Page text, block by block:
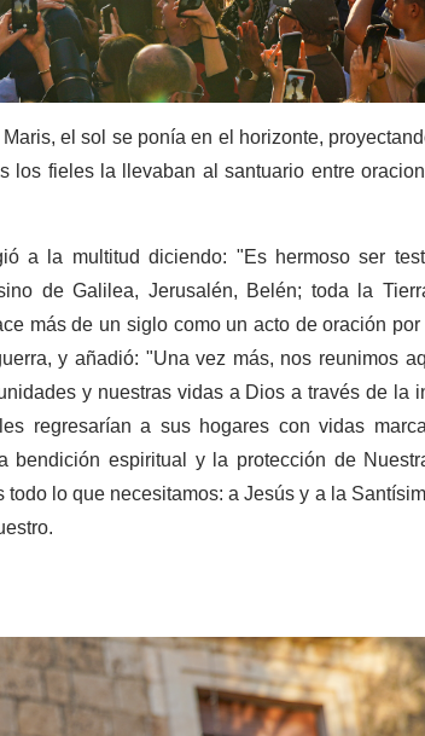
el sol se ponía en el horizonte,
fieles la llevaban al santuario entre
a la multitud diciendo: "Es hermoso ser
de Galilea, Jerusalén, Belén; toda la
más de un siglo como un acto de oración
y añadió: "Una vez más, nos reunimos
y nuestras vidas a Dios a través de la
regresarían a sus hogares con vidas
espiritual y la protección de
lo que necesitamos: a Jesús y a la